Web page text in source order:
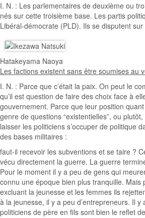
I. N. : Les parlementaires de deuxième ou
nés sur cette troisième base. Les partis
Libéral-démocrate (PLD). Ils se disputent
Hatakeyama Naoya
Les factions existent sans être soumises au
I. N. : Parce que c’était la paix. On peut le
qu’il est question de faire des choix face à
gouvernement. Parce que leur position
genre de questions “existentielles”, ou
laisser les politiciens s’occuper de politique
des bases militaires :
faut-il recevoir les subventions et se taire ?
vécu directement la guerre. La guerre
Pour le moment il y a peu de gens qui
connu une époque bien plus tranquille. Mais
excluant la jeunesse et les femmes ils
à la jeunesse, il y a peu d’entrepreneurs. Il
politiciens de père en fils sont bien le reflet